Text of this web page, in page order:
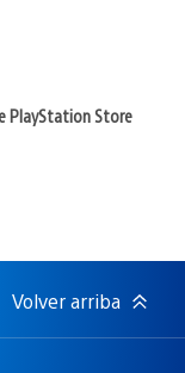
PlayStation Store
Volver arriba